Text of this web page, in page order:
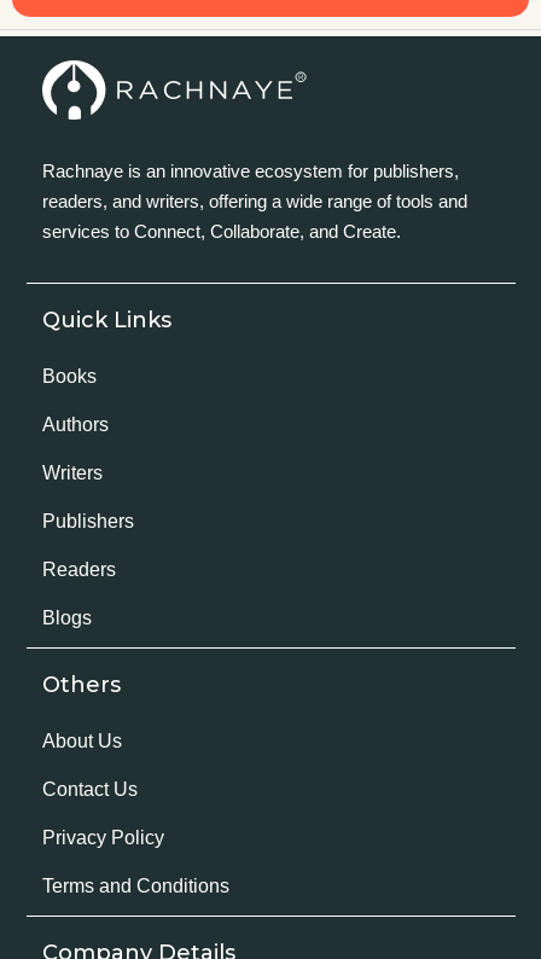
Rachnaye is an innovative ecosystem for publishers,
readers, and writers, offering a wide range of tools and
services to Connect, Collaborate, and Create.
Quick Links
Books
Authors
Writers
Publishers
Readers
Blogs
Others
About Us
Contact Us
Privacy Policy
Terms and Conditions
Company Details